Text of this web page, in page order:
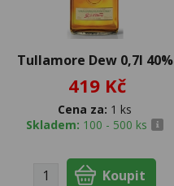
Tullamore Dew 0,7l 40%
419 Kč
Cena za: 1 ks
Skladem: 100 - 500 ks